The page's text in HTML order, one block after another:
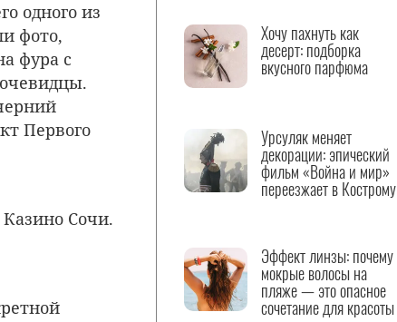
одного из
фото,
фура с
Первого
Сочи.
Хочу пахнуть как
десерт: подборка
вкусного парфюма
Урсуляк меняет
декорации: эпический
фильм «Война и мир»
переезжает в Кострому
Эффект линзы: почему
мокрые волосы на
пляже — это опасное
сочетание для красоты